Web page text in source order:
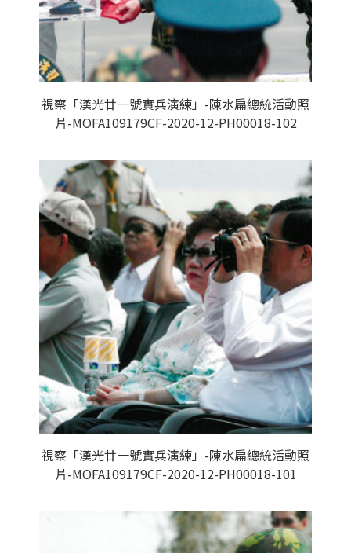
視察「漢光廿一號實兵演練」-陳水扁總統活動照
片-MOFA109179CF-2020-12-PH00018-102
視察「漢光廿一號實兵演練」-陳水扁總統活動照
片-MOFA109179CF-2020-12-PH00018-101